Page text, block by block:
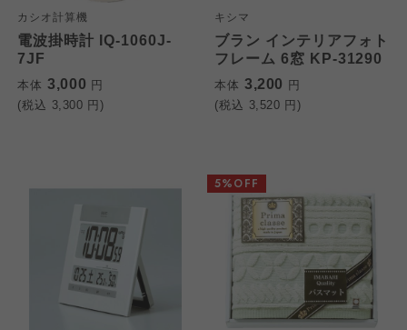
カシオ計算機
電波掛時計 IQ-1060J-
7JF
本体 3,000 円
(税込 3,300 円)
キシマ
ブラン インテリアフォト
フレーム 6窓 KP-31290
本体 3,200 円
(税込 3,520 円)
5%OFF
用規程）について
このサイトは7つの生協から業務委託を受けて、
コープきんき事業連合が運営しています。ご自
身が加入されている生協が定める利用約款をご
確認のうえ、ご利用ください。なお、クチコミ
投稿については、利用約款の細則として規定さ
このサイトは7つの生協から業務委託を受けて、
コープきんき事業連合が運営しています。お預
かりしている個人情報については、コープ事業
連合、ならびに各生協の「個人情報保護方針」
にもどづいて、コープ事業連合が適切に管理を
おこなっています。
コープ事業連合、ならびに各生協の「個人情報
いて
このサイトは7つの生協から業務委託を受けて、
コープきんき事業連合が運営しています。販売
責任者は、それぞれご利用の生協となります。
各生協の「特定商取引法に基づく表記につい
て」については各生協のボタンをクリックして